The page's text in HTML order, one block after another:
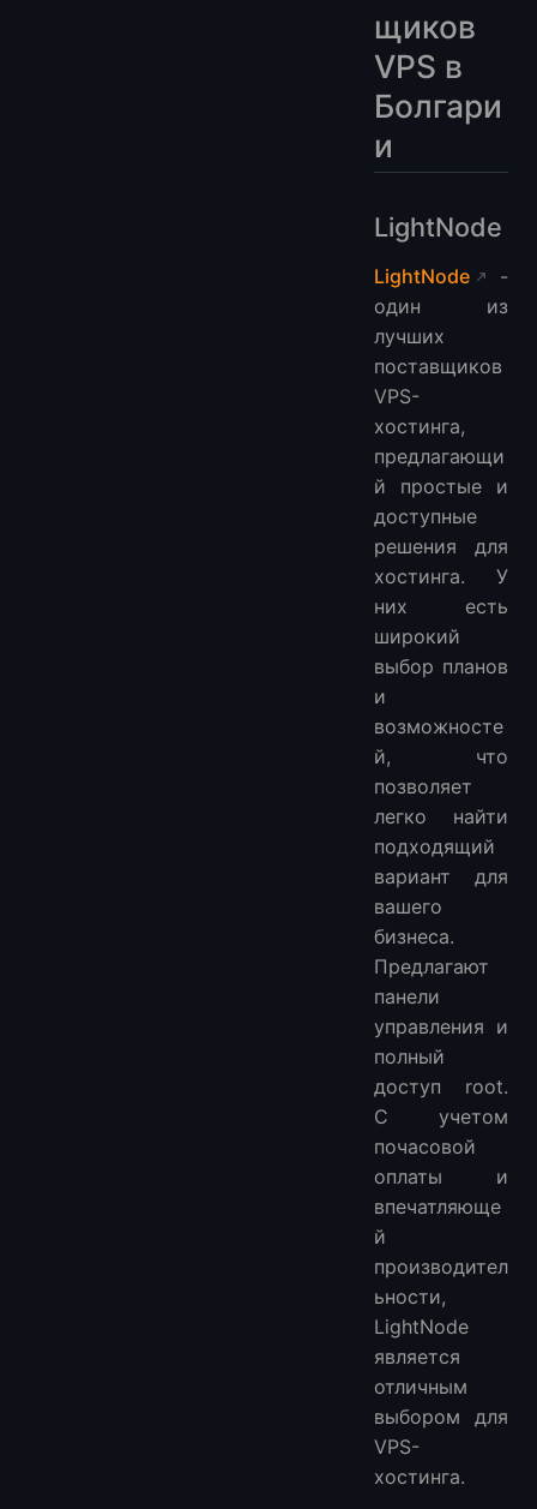
щиков
VPS в
Болгари
и
LightNode
LightNode
-
один из
лучших
поставщиков
VPS-
хостинга,
предлагающи
й простые и
доступные
решения для
хостинга. У
них есть
широкий
выбор планов
и
возможносте
й, что
позволяет
легко найти
подходящий
вариант для
вашего
бизнеса.
Предлагают
панели
управления и
полный
доступ root.
С учетом
почасовой
оплаты и
впечатляюще
й
производител
ьности,
LightNode
является
отличным
выбором для
VPS-
хостинга.